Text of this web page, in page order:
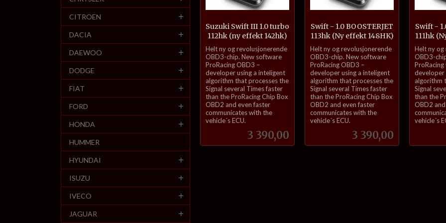
Suzuki Swift III 1.0 turbo
112hk (ny effekt 142hk)
Pris
3 390,00
inkl.
mva.
Helt ny og revolusjonerende
OBD3-chip. New software
ProRacing OBD3 –
developer using a inteligent
algorithm that processes the
Signal several Times faster
than the ProRacing Chip Box
OBD2 and even faster
communicates with the
vehicle´s ECU.
Swift - 1.0 BOOSTERJET
113hk (Ny effekt 148HK)
Pris
3 390,00
inkl.
mva.
Helt ny og revolusjonerende
OBD3-chip. New software
ProRacing OBD3 –
developer using a inteligent
algorithm that processes the
Signal several Times faster
than the ProRacing Chip Box
OBD2 and even faster
communicates with the
vehicle´s ECU.
Swift -
111hk
inkl.
mva.
Helt ny og
OBD3-
developer
algorithm
Signal
than the
OBD2
vehicle´s
CITROEN
DACIA
DAEWOO
DODGE
FIAT
FORD
HONDA
HUMMER
HYUNDAI
ISUZU
IVECO
JAGUAR